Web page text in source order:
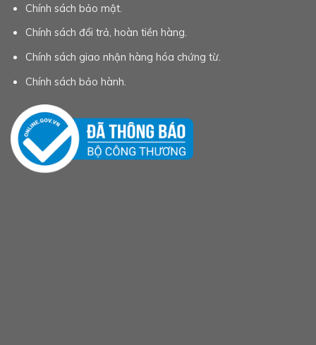
Chính sách bảo mật.
Chính sách đổi trả, hoàn tiền hàng.
Chính sách giao nhận hàng hóa chứng từ.
Chính sách bảo hành.